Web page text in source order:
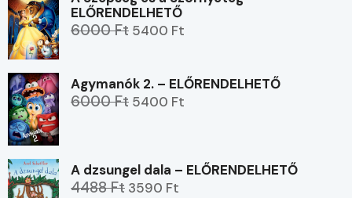
ELŐRENDELHETŐ
6000 Ft 5400 Ft
Agymanók 2. – ELŐRENDELHETŐ
6000 Ft 5400 Ft
A dzsungel dala – ELŐRENDELHETŐ
4488 Ft 3590 Ft